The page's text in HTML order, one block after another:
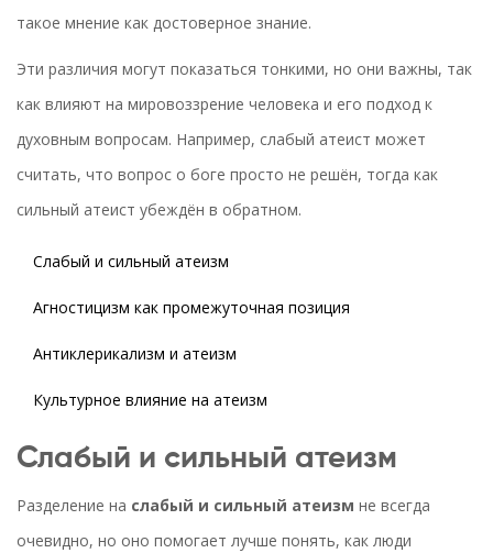
такое мнение как достоверное знание.
Эти различия могут показаться тонкими, но они важны, так
как влияют на мировоззрение человека и его подход к
духовным вопросам. Например, слабый атеист может
считать, что вопрос о боге просто не решён, тогда как
сильный атеист убеждён в обратном.
Слабый и сильный атеизм
Агностицизм как промежуточная позиция
Антиклерикализм и атеизм
Культурное влияние на атеизм
Слабый и сильный атеизм
Разделение на слабый и сильный атеизм не всегда
очевидно, но оно помогает лучше понять, как люди